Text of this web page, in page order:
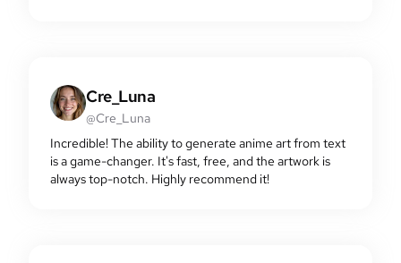
Cre_Luna
@Cre_Luna
Incredible! The ability to generate anime art from text
is a game-changer. It's fast, free, and the artwork is
always top-notch. Highly recommend it!